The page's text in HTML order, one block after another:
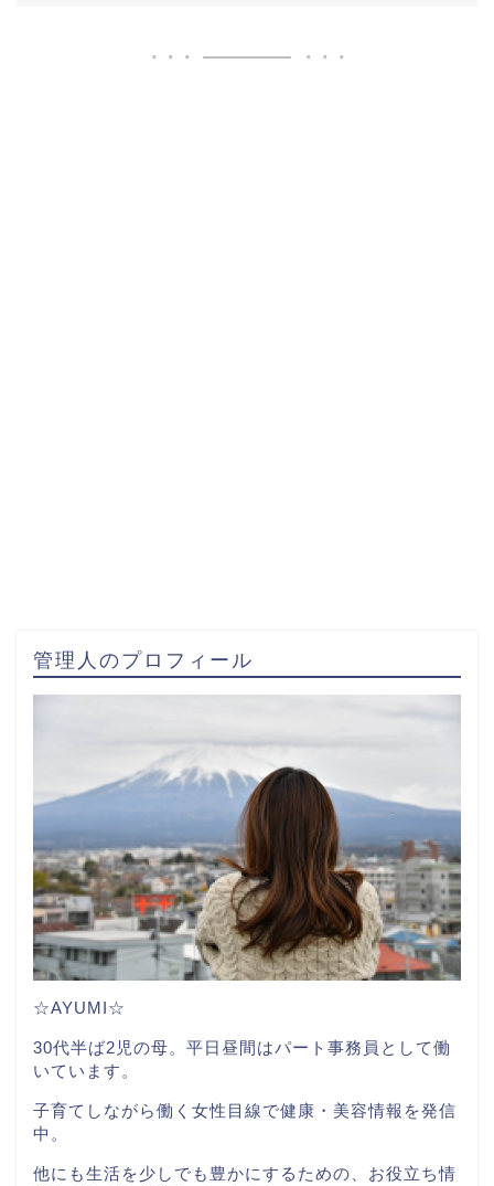
管理人のプロフィール
☆AYUMI☆
30代半ば2児の母。平日昼間はパート事務員として働
いています。
子育てしながら働く女性目線で健康・美容情報を発信
中。
他にも生活を少しでも豊かにするための、お役立ち情